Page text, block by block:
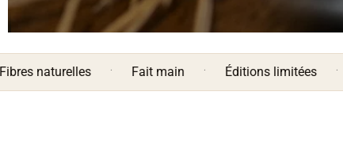
· Fait main · Éditions limitées ·